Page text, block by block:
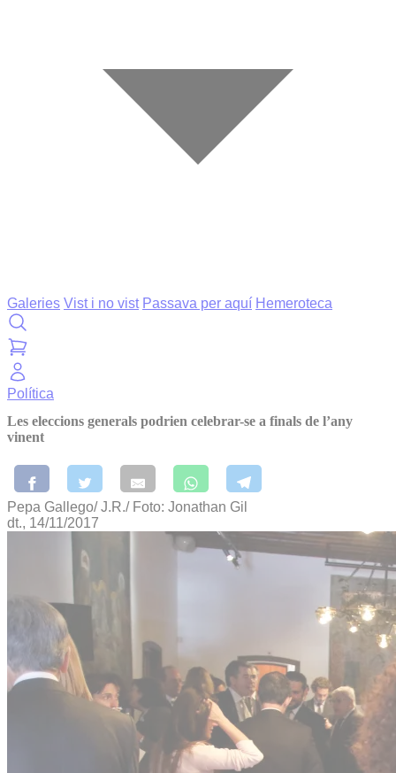
Galeries Vist i no vist Passava per aquí Hemeroteca
Política
Les eleccions generals podrien celebrar-se a finals de l’any
vinent
Pepa Gallego/ J.R./ Foto: Jonathan Gil
dt., 14/11/2017